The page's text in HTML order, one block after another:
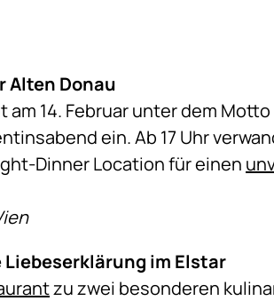
Alten Donau
14. Februar unter dem
ein. Ab 17 Uhr
Dinner Location für einen
im Elstar
zu zwei besonderen